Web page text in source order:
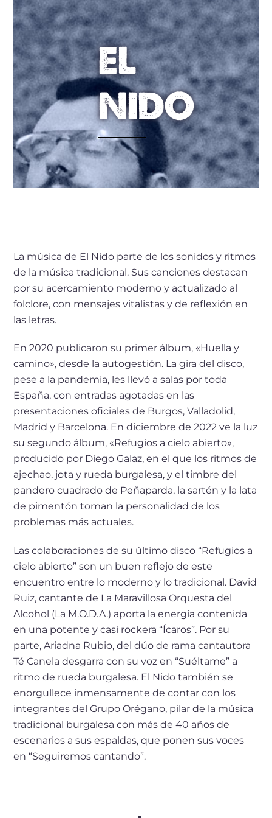
EL
NIDO
La música de El Nido parte de los sonidos y ritmos
de la música tradicional. Sus canciones destacan
por su acercamiento moderno y actualizado al
folclore, con mensajes vitalistas y de reflexión en
las letras.
En 2020 publicaron su primer álbum, «Huella y
camino», desde la autogestión. La gira del disco,
pese a la pandemia, les llevó a salas por toda
España, con entradas agotadas en las
presentaciones oficiales de Burgos, Valladolid,
Madrid y Barcelona. En diciembre de 2022 ve la luz
su segundo álbum, «Refugios a cielo abierto»,
producido por Diego Galaz, en el que los ritmos de
ajechao, jota y rueda burgalesa, y el timbre del
pandero cuadrado de Peñaparda, la sartén y la lata
de pimentón toman la personalidad de los
problemas más actuales.
Las colaboraciones de su último disco “Refugios a
cielo abierto” son un buen reflejo de este
encuentro entre lo moderno y lo tradicional. David
Ruiz, cantante de La Maravillosa Orquesta del
Alcohol (La M.O.D.A.) aporta la energía contenida
en una potente y casi rockera “Ícaros”. Por su
parte, Ariadna Rubio, del dúo de rama cantautora
Té Canela desgarra con su voz en “Suéltame” a
ritmo de rueda burgalesa. El Nido también se
enorgullece inmensamente de contar con los
integrantes del Grupo Orégano, pilar de la música
tradicional burgalesa con más de 40 años de
escenarios a sus espaldas, que ponen sus voces
en “Seguiremos cantando”.